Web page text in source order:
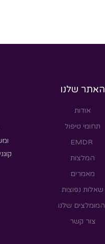
האתר שלנו
אודות
תחומי טיפול
EMDR
המלצות
מאמרים
שאלות נפוצות
המומלצים שלנו
צור קשר